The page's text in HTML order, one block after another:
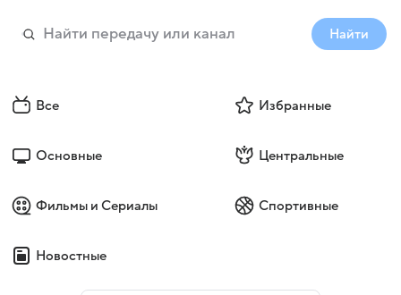
Найти
Все Избранные
Основные Центральные
Фильмы и Сериалы Спортивные
Новостные